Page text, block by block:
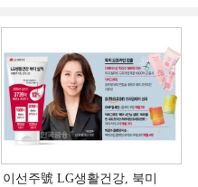
이선주號 LG생활건강, 북미